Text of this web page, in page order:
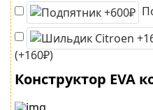
(+160₽)
Конструктор EVA